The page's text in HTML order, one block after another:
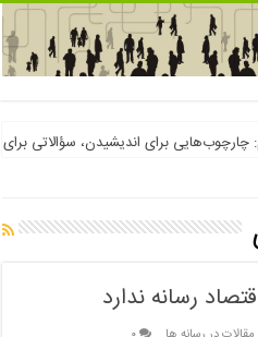
چارچوب‌هایی برای اندیشیدن، سؤالاتی
رسانه ندارد